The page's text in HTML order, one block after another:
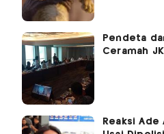
Pendeta
Ceramah
Reaksi